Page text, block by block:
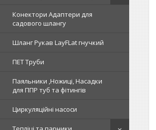
Конектори Адаптери для
садового шлангу
Шланг Рукав LayFLat гнучкий
ПЕТ Труби
Паяльники ,Ножиці, Насадки
для ППР туб та фітингів
Циркуляційні насоси